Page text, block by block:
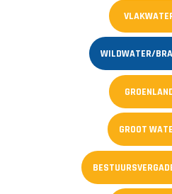
WILDWATER/
GROOT